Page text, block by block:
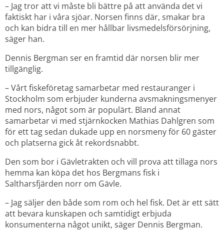
– Jag tror att vi måste bli bättre på att använda det vi
faktiskt har i våra sjöar. Norsen finns där, smakar bra
och kan bidra till en mer hållbar livsmedelsförsörjning,
säger han.
Dennis Bergman ser en framtid där norsen blir mer
tillgänglig.
– Vårt fiskeföretag samarbetar med restauranger i
Stockholm som erbjuder kunderna avsmakningsmenyer
med nors, något som är populärt. Bland annat
samarbetar vi med stjärnkocken Mathias Dahlgren som
för ett tag sedan dukade upp en norsmeny för 60 gäster
och platserna gick åt rekordsnabbt.
Den som bor i Gävletrakten och vill prova att tillaga nors
hemma kan köpa det hos Bergmans fisk i
Saltharsfjärden norr om Gävle.
– Jag säljer den både som rom och hel fisk. Det är ett sätt
att bevara kunskapen och samtidigt erbjuda
konsumenterna något unikt, säger Dennis Bergman.